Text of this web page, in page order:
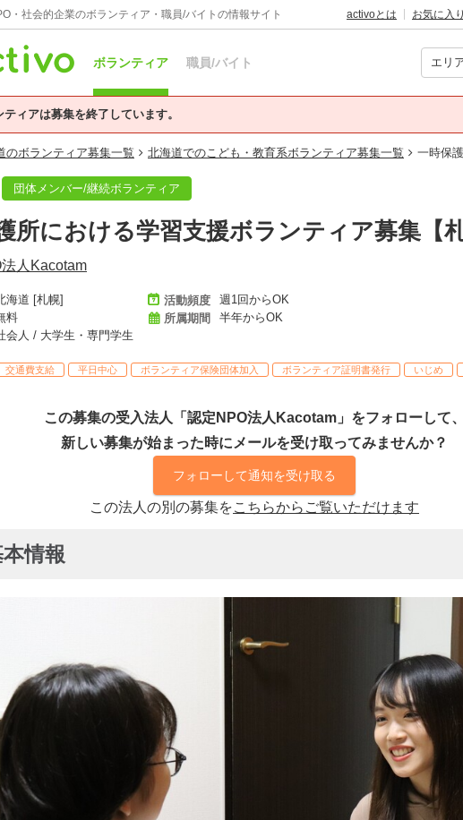
・社会的企業のボランティア・職員/バイトの情報サイト activoとは お気に入り
ボランティア 職員/バイト
ィアは募集を終了しています。
のボランティア募集一覧 北海道でのこども・教育系ボランティア募集一覧 一時保
団体メンバー/継続ボランティア
所における学習支援ボランティア募集【
人Kacotam
海道 [札幌]
料
会人 / 大学生・専門学生
活動頻度
週1回からOK
所属期間
半年からOK
交通費支給 平日中心 ボランティア保険団体加入 ボランティア証明書発行 いじめ
この募集の受入法人「認定NPO法人Kacotam」をフォローして、
新しい募集が始まった時にメールを受け取ってみませんか？
フォローして通知を受け取る
この法人の別の募集をこちらからご覧いただけます
情報